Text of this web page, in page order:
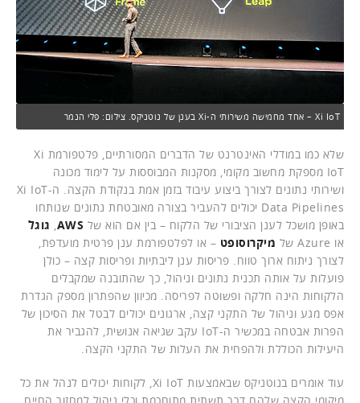
Xi IoT – אחד מחמישה משירותי ה-Xi בענן של נוטניקס. צילום: פלי הנמר
שלא כמו במודלי האינטרנט של הדברים המסורתיים, פלטפורמת Xi
IoT מספקת מחשוב מקומי, מסקנות המבוססות על לימוד מכונה
ושירותי נתונים לצורך ביצוע עיבוד בזמן אמת בנקודת הקצה. ה-Xi IoT
Data Pipelines יכולים להעביר בצורה מאובטחת נתונים שנותחו
באופן מושכל לענן הציבורי של הלקוח – בין אם הוא של AWS
, גוגל
או Azure של
מיקרוסופט – או לפלטפורמת ענן פרטית מועדפת,
לצורך ניתוח ארוך טווח. פריסות ענן ליבתיות ופריסות קצה – כולן
פועלות על אותה תכנית נתונים וניהול, כך שהתובנה שמקבלים
הלקוחות הינה חלקה ופשוטה לפריסה. מכיוון שהפתרון מספק הגדרת
אפס מגע וניהול של התקני קצה, ארגונים יכולים לבטל את הסיכון של
הפרות אבטחה במכשיר ה-IoT עקב שגיאה אנושית, להגביר את
היעילות הכוללת ולהפחית את העלות של התקני הקצה.
עוד אומרים בנוטניקס שבאמצעות Xi IoT, לקוחות יכולים לנהל את כל